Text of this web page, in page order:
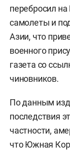
перебросил
самолеты и
Азии, что
военного
газета со
чиновников.
По данным
последствия
частности,
что Южная